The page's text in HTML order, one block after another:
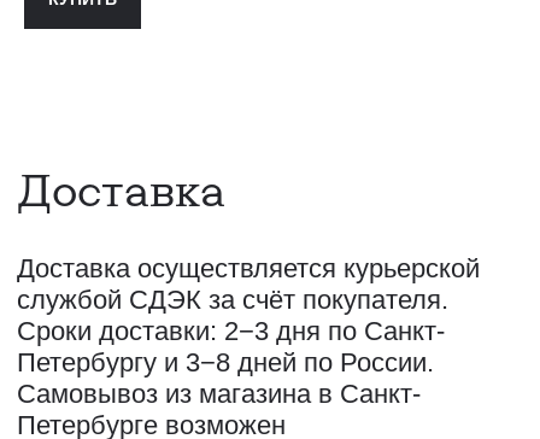
ОГРН: 1157847294770, КОНТАКТНЫЙ ТЕЛЕФОН: +79117796395,
САНКТ-ПЕТЕРБУРГ, СЕВКАБЕЛЬ ПОРТ
КОЖЕВЕННАЯ УЛИЦА, 40Е
2-Й ЭТАЖ, ДОМОФОН 19#
PR@STREET-ART-STORAGE.COM
ДЛЯ ЗАПИСИ НА ЭКСКУРСИИ:+7 921 433-35-93
ПО ВОПРОСАМ ПРИОБРЕТЕНИЯ ИСКУССТВА: